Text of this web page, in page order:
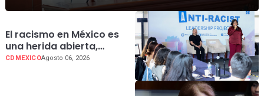
El racismo en México es
una herida abierta,
destaco la senadora
CDMEXICOAgosto 06, 2026